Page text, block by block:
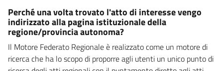
Perché una volta trovato l'atto di interesse vengo
indirizzato alla pagina istituzionale della
regione/provincia autonoma?
Il Motore Federato Regionale è realizzato come un motore di
ricerca che ha lo scopo di proporre agli utenti un unico punto di